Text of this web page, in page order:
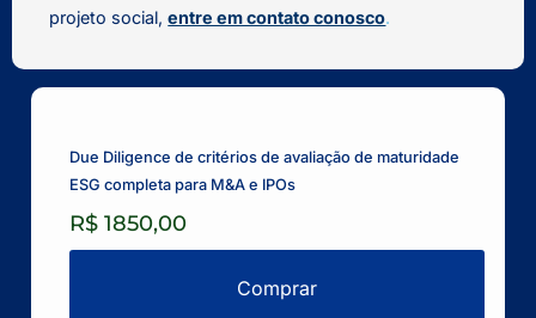
projeto social,entre em contato conosco.
Due Diligence de critérios de avaliação de maturidade
ESG completa para M&A e IPOs
R$ 1850,00
Comprar